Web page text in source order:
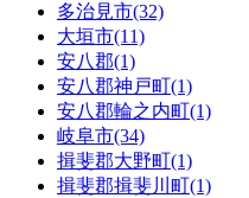
多治見市(32)
大垣市(11)
安八郡(1)
安八郡神戸町(1)
安八郡輪之内町(1)
岐阜市(34)
揖斐郡大野町(1)
揖斐郡揖斐川町(1)